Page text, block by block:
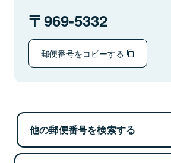
969-5332
郵便番号をコピーする
他の郵便番号を検索する